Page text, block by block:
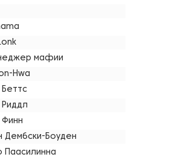
мафии
Hwa
Дембски-Боуден
Паасилинна